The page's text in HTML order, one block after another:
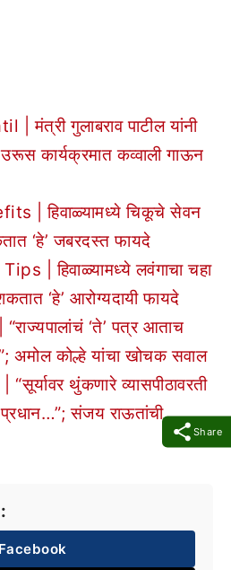
Share
मंत्री गुलाबराव पाटील यांनी
उरूस कार्यक्रमात कव्वाली गाऊन
| हिवाळ्यामध्ये चिकूचे सेवन
‘हे’ जबरदस्त फायदे
| हिवाळ्यामध्ये लवंगाचा चहा
‘हे’ आरोग्यदायी फायदे
‘ते’ पत्र आताच
अमोल कोल्हे यांचा खोचक सवाल
थुंकणारे व्यासपीठावरती
संजय राऊतांची
Facebook